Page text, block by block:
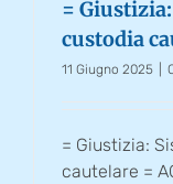
=
custodia
11 Giugno 2025
= Giustizia:
cautelare =